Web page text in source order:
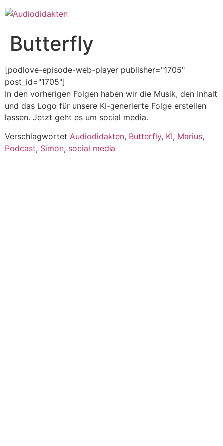
Zum
Inhalt
Butterfly
[podlove-episode-web-player publisher="1705"
post_id="1705"]
In den vorherigen Folgen haben wir die Musik, den Inhalt
und das Logo für unsere KI-generierte Folge erstellen
lassen. Jetzt geht es um social media.
Verschlagwortet Audiodidakten, Butterfly, KI, Marius,
Podcast, Simon, social media